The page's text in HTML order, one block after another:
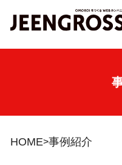
HOME 事例紹介